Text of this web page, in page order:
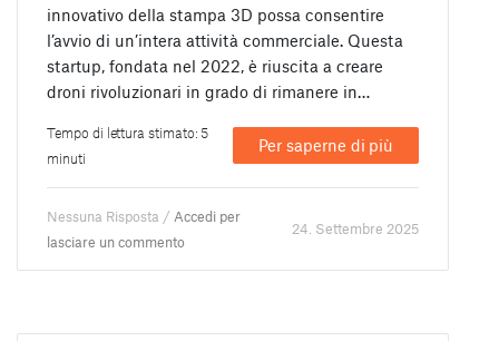
innovativo della stampa 3D possa consentire
l’avvio di un’intera attività commerciale. Questa
startup, fondata nel 2022, è riuscita a creare
droni rivoluzionari in grado di rimanere in…
Tempo di lettura stimato: 5
minuti
Per saperne di più
Nessuna Risposta / Accedi per
lasciare un commento
24. Settembre 2025